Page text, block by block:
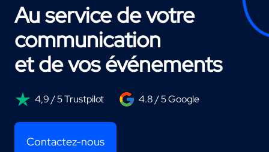
Au service de votre
communication
et de vos événements
4,9 / 5 Trustpilot 4.8 / 5 Google
Contactez-nous